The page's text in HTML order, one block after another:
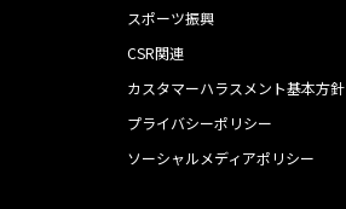
スポーツ振興
CSR関連
カスタマーハラスメント基本方針
プライバシーポリシー
ソーシャルメディアポリシー